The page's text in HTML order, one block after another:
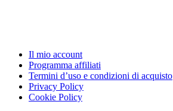
Il mio account
Programma affiliati
Termini d’uso e condizioni di acquisto
Privacy Policy
Cookie Policy